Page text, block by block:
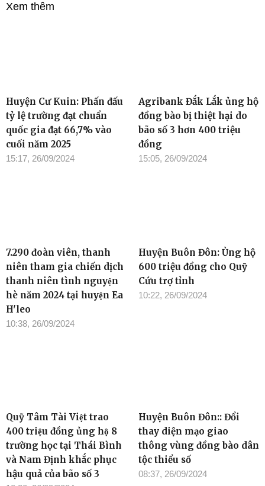
Xem thêm
Huyện Cư Kuin: Phấn đấu
tỷ lệ trường đạt chuẩn
quốc gia đạt 66,7% vào
cuối năm 2025
15:17, 26/09/2024
Agribank Đắk Lắk ủng hộ
đồng bào bị thiệt hại do
bão số 3 hơn 400 triệu
đồng
15:05, 26/09/2024
7.290 đoàn viên, thanh
niên tham gia chiến dịch
thanh niên tình nguyện
hè năm 2024 tại huyện Ea
H'leo
10:38, 26/09/2024
Huyện Buôn Đôn: Ủng hộ
600 triệu đồng cho Quỹ
Cứu trợ tỉnh
10:22, 26/09/2024
Quỹ Tâm Tài Việt trao
400 triệu đồng ủng hộ 8
trường học tại Thái Bình
và Nam Định khắc phục
hậu quả của bão số 3
Huyện Buôn Đôn:: Đổi
thay diện mạo giao
thông vùng đồng bào dân
tộc thiểu số
08:37, 26/09/2024